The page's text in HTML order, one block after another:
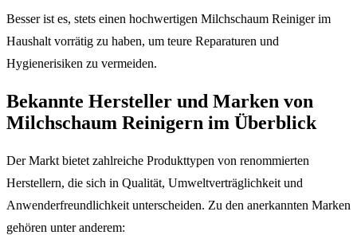
Besser ist es, stets einen hochwertigen Milchschaum Reiniger im
Haushalt vorrätig zu haben, um teure Reparaturen und
Hygienerisiken zu vermeiden.
Bekannte Hersteller und Marken von
Milchschaum Reinigern im Überblick
Der Markt bietet zahlreiche Produkttypen von renommierten
Herstellern, die sich in Qualität, Umweltverträglichkeit und
Anwenderfreundlichkeit unterscheiden. Zu den anerkannten Marken
gehören unter anderem: